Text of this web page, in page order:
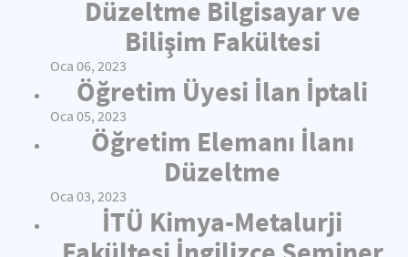
Düzeltme Bilgisayar ve
Bilişim Fakültesi
Oca 06, 2023
Öğretim Üyesi İlan İptali
Oca 05, 2023
Öğretim Elemanı İlanı
Düzeltme
Oca 03, 2023
İTÜ Kimya-Metalurji